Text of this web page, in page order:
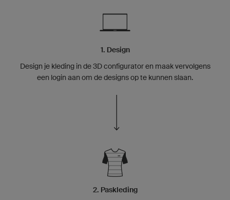
1. Design
Design je kleding in de 3D configurator en maak vervolgens
een login aan om de designs op te kunnen slaan.
2. Paskleding